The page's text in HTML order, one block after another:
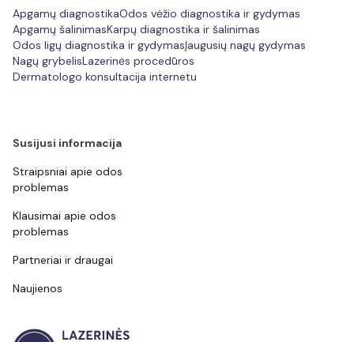
Apgamų diagnostikaOdos vėžio diagnostika ir gydymas
Apgamų šalinimasKarpų diagnostika ir šalinimas
Odos ligų diagnostika ir gydymasĮaugusių nagų gydymas
Nagų grybelisLazerinės procedūros
Dermatologo konsultacija internetu
Susijusi informacija
Straipsniai apie odos
problemas
Klausimai apie odos
problemas
Partneriai ir draugai
Naujienos